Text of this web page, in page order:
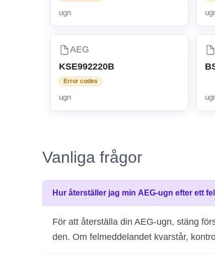
ugn
AEG
KSE992220B
Error codes
ugn
Vanliga frågor
Hur återställer jag min AEG-ugn efter ett
För att återställa din AEG-ugn, stäng
den. Om felmeddelandet kvarstår,